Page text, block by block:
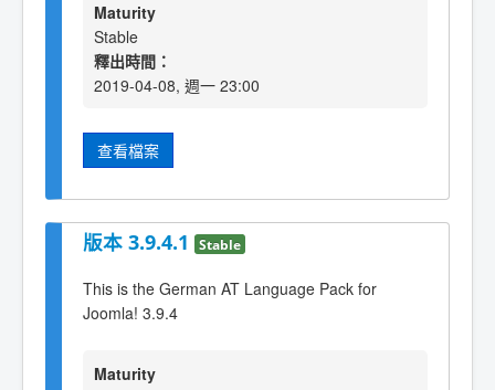
Maturity
Stable
釋出時間：
2019-04-08, 週一 23:00
查看檔案
版本 3.9.4.1 Stable
This is the German AT Language Pack for
Joomla! 3.9.4
Maturity